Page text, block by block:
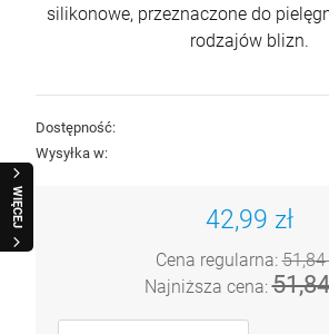
WIĘCEJ
silikonowe, przeznaczone do
rodzajów blizn.
Dostępność:
Wysyłka w:
42,99 zł
Cena regularna:51,84
Najniższa cena: